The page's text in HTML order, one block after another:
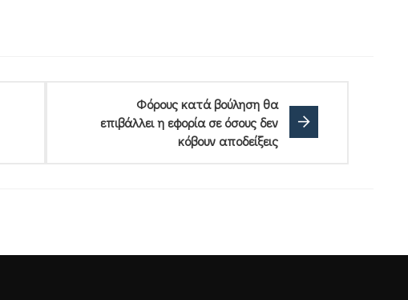
Φόρους κατά βούληση θα
επιβάλλει η εφορία σε όσους δεν
κόβουν αποδείξεις